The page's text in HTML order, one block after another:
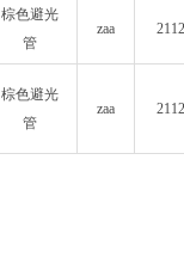
棕色避光
管
zaa
棕色避光
管
zaa